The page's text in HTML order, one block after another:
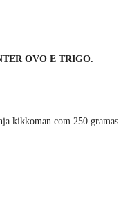
OVO E TRIGO.
kikkoman com 250 gramas.